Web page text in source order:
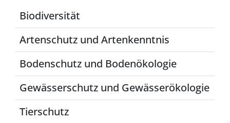
Biodiversität
Artenschutz und Artenkenntnis
Bodenschutz und Bodenökologie
Gewässerschutz und Gewässerökologie
Tierschutz